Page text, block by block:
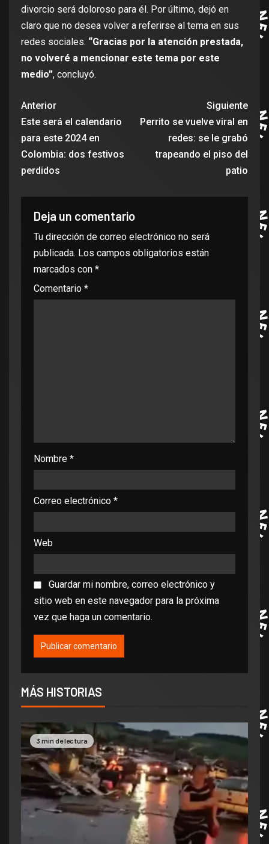
divorcio será doloroso para él. Por último, dejó en
claro que no desea volver a referirse al tema en sus
redes sociales. “Gracias por la atención prestada,
no volveré a mencionar este tema por este
medio”, concluyó.
Anterior
Este será el calendario
para este 2024 en
Colombia: dos festivos
perdidos
Siguiente
Perrito se vuelve viral en
redes: se le grabó
trapeando el piso del
patio
Deja un comentario
Tu dirección de correo electrónico no será
publicada. Los campos obligatorios están
marcados con *
Comentario *
Nombre *
Correo electrónico *
Web
Guardar mi nombre, correo electrónico y
sitio web en este navegador para la próxima
vez que haga un comentario.
MÁS HISTORIAS
3 min de lectura